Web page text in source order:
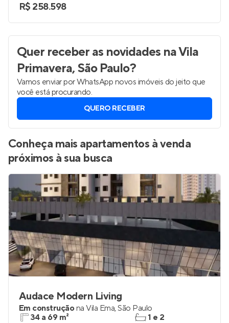
R$ 258.598
Quer receber as novidades na Vila
Primavera, São Paulo?
Vamos enviar por WhatsApp novos imóveis do jeito que
você está procurando.
QUERO RECEBER
Conheça mais apartamentos à venda
próximos à sua busca
Audace Modern Living
Em construçãona Vila Ema,São Paulo
34 a 69 m²
1 e 2